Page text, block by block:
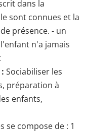
dans la
sont connues et la
présence. - un
n'a jamais
Sociabiliser les
préparation à
enfants,
se compose de : 1